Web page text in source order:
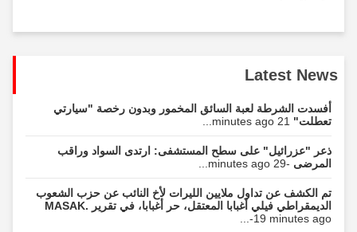
Latest News
أفسدت الشرطة لعبة السائق المخمور وبدون رخصة "سيارتي
تعطلت"21 minutes ago...
ذعر "عزرائيل" على سطح المستشفى: ارتدى السواد وراقب
المرضى-29 minutes ago...
تم الكشف عن تداول ملايين الليرات لأخ النائب عن حزب الشعوب
الديمقراطي فيلي أغبابا المعتقل، حر أغبابا، في تقرير MASAK.
-19 minutes ago...